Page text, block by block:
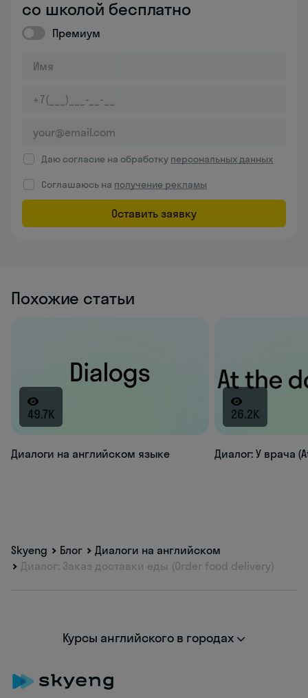
со школой бесплатно
Премиум
Даю согласие на обработку персональных данных
Соглашаюсь на получение рекламы
Оставить заявку
Похожие статьи
49.7K
Диалоги на английском языке
26.2K
Диалог: У врача
Skyeng Блог
Диалоги на английском
Диалог: Заказ доставки еды (Order food delivery)
Курсы английского в городах